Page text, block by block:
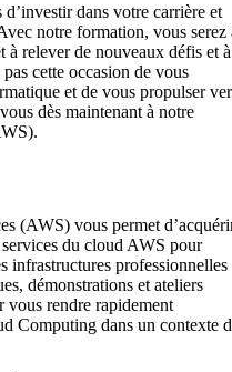
dans votre carrière et
notre formation, vous serez
relever de nouveaux défis et à
cette occasion de vous
et de vous propulser
dès maintenant à notre
(AWS) vous permet
du cloud AWS pour
infrastructures professionnelles
démonstrations et ateliers
vous rendre rapidement
Computing dans un contexte